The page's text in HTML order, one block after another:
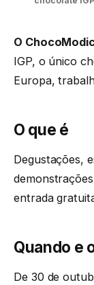
O
IGP, o único
Europa,
O que é
Degustações,
entrada
Quando e
De 30 de